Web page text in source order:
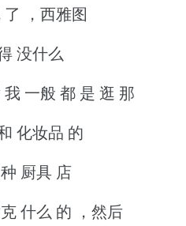
，西雅图
没什么
一般 都 是 逛 那
化妆品 的
厨具 店
什么 的 ，然后